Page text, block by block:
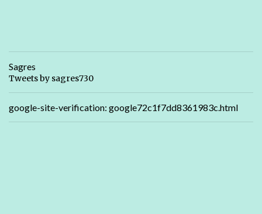
Sagres
Tweets by sagres730
google-site-verification: google72c1f7dd8361983c.html